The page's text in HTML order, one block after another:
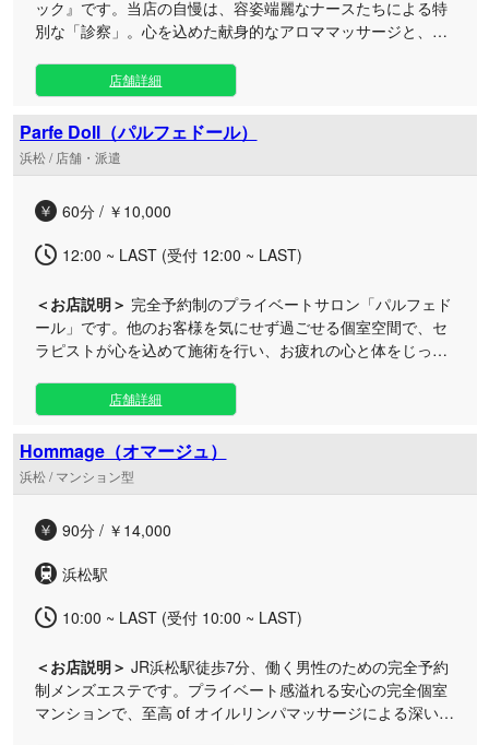
ック』です。当店の自慢は、容姿端麗なナースたちによる特
別な「診察」。心を込めた献身的なアロママッサージと、胸
ただしさから離れ、特別な癒やしを体験してみませんか？ 白
衣に身を包んだ綺麗でチャーミングなセラピストたちが、あ
なた専属のナースとなって心身の疲れを優しくケアいたしま
す。 ただ身体をほぐすだけでなく、刺激的で胸が躍るような
おもてなしを徹底。二人きりの空間で繰り広げられる献身的
揚感をもたらします。 「贅沢にリフレッシュしたい」「いつ
ニックへご来院ください。最高のご褒美タイムをご用意し
す。
店舗詳細
Parfe Doll（パルフェドール）
浜松 / 店舗・派遣
60分 / ￥10,000
12:00 ~ LAST (受付 12:00 ~ LAST)
＜お店説明＞ 完全予約制のプライベートサロン「パルフェド
ール」です。他のお客様を気にせず過ごせる個室空間で、セ
ラピストが心を込めて施術を行い、お疲れの心と体をじっく
（最終受付は午前2時）営業しておりますので、お仕事終わ
りや1日の締めくくりなど、ご都合の良いお時間にお気軽に
お立ち寄りいただけます。 日常の喧騒から離れた贅沢な空間
で、自分だけの特別な時間をご堪能ください。皆様のご来店
を心よりお待ちしております。
店舗詳細
Hommage（オマージュ）
浜松 / マンション型
90分 / ￥14,000
浜松駅
10:00 ~ LAST (受付 10:00 ~ LAST)
＜お店説明＞ JR浜松駅徒歩7分、働く男性のための完全予約
制メンズエステです。プライベート感溢れる安心の完全個室
マンションで、至高 of オイルリンパマッサージによる深い癒